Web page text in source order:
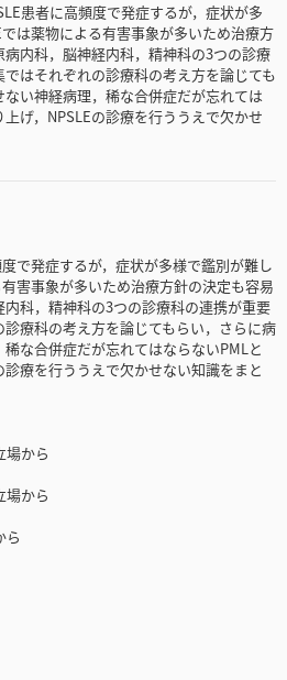
患者に高頻度で発症するが，症状が多
は薬物による有害事象が多いため治療方
内科，脳神経内科，精神科の3つの診療
はそれぞれの診療科の考え方を論じても
い神経病理，稀な合併症だが忘れては
げ，NPSLEの診療を行ううえで欠かせ
で発症するが，症状が多様で鑑別が難し
害事象が多いため治療方針の決定も容易
科，精神科の3つの診療科の連携が重要
療科の考え方を論じてもらい，さらに病
な合併症だが忘れてはならないPMLと
療を行ううえで欠かせない知識をまと
場から
場から
ら